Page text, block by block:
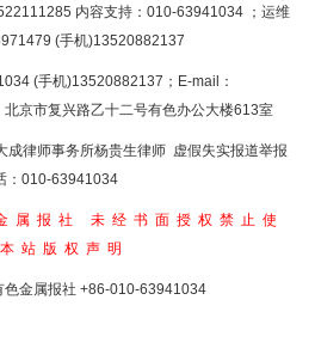
内容支持：010-63941034 ；运维
(手机)13520882137
(手机)13520882137；E-mail：
北京市复兴路乙十二号有色办公大楼613室
律师事务所杨贵生律师 虚假失实报道举报
：010-63941034
属报社
未经书面授权禁止使
本站版权声明
色金属报社 +86-010-63941034